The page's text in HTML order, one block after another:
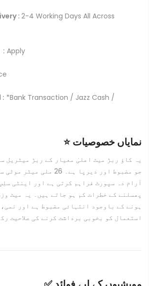
: 2-4 Working Days All Across
: Apply
: *Bank Transaction / Jazz Cash /
⭐ نمایاں خصوصیات
یہ کاؤ ربڑ میٹ اعلیٰ معیار کے ربڑ میٹریل
جو مضبوط اور دیرپا ہے۔ 26
آرام دہ سپورٹ فراہم کرتی ہے اور اینٹی
پھسلنے کے خطرات کم ہو جاتے ہیں۔ یہ میٹ
ہونے کے باوجود انتہائی مضبوط ہے اور
استعمال کو بخوبی برداشت کرنے کی صلاحیت